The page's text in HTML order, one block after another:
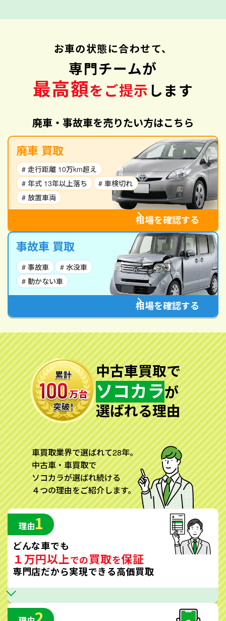
お車の状態に合わせて、
専門チームが
最高額をご提示 します
廃車・事故車を売りたい方はこちら
廃車 買取
# 走行距離 10万km超え
# 年式 13年以上落ち
# 車検切れ
# 放置車両
相場を確認する
事故車 買取
# 事故車
# 水没車
# 動かない車
相場を確認する
中古車買取で
ソコカラが
選ばれる理由
車買取業界で選ばれて28年。
中古車・車買取で
ソコカラが選ばれ続ける
４つの理由をご紹介します。
理由1
どんな車でも
１万円以上での買取を保証
専門店だから実現できる高価買取